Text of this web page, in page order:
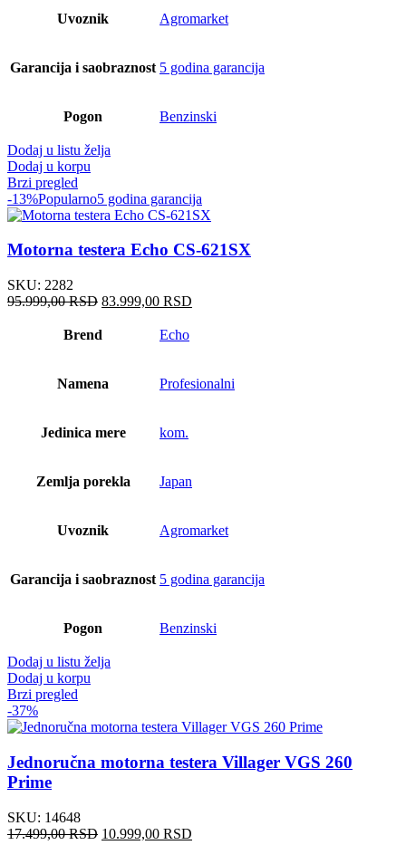
Uvoznik Agromarket
Garancija i saobraznost 5 godina garancija
Pogon Benzinski
Dodaj u listu želja
Dodaj u korpu
Brzi pregled
-13%Popularno5 godina garancija
Motorna testera Echo CS-621SX
SKU: 2282
95.999,00RSD Оригинална
је
83.999,00 RSD
Brend Echo
Namena Profesionalni
Jedinica mere kom.
Zemlja porekla Japan
Uvoznik Agromarket
Garancija i saobraznost 5 godina garancija
Pogon Benzinski
Dodaj u listu želja
Dodaj u korpu
Brzi pregled
-37%
Jednoručna motorna testera Villager VGS 260
Prime
SKU: 14648
17.499,00RSD Оригинална
10.999,00 RSD